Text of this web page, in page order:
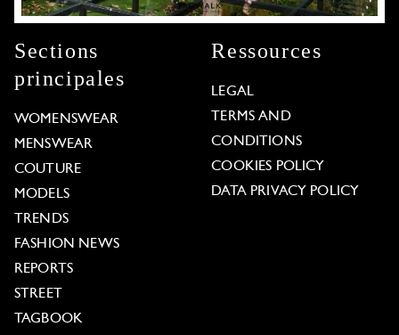
Sections
principales
WOMENSWEAR
MENSWEAR
COUTURE
MODELS
TRENDS
FASHION NEWS
REPORTS
STREET
TAGBOOK
Ressources
LEGAL
TERMS AND
CONDITIONS
COOKIES POLICY
DATA PRIVACY POLICY